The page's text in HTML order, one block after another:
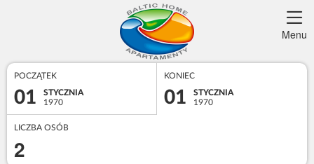
Menu
POCZĄTEK
01
STYCZNIA
1970
KONIEC
01
STYCZNIA
1970
LICZBA OSÓB
2